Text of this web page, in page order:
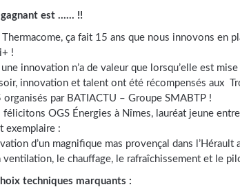
gagnant est …… !!
Thermacome, ça fait 15 ans que nous innovons en
!
innovation n’a de valeur que lorsqu’elle est
innovation et talent ont été récompensés aux
par BATIACTU – Groupe SMABTP !
félicitons OGS Énergies à Nîmes, lauréat jeune
exemplaire :
d’un magnifique mas provençal dans
ventilation, le chauffage, le rafraîchissement et le
techniques marquants :